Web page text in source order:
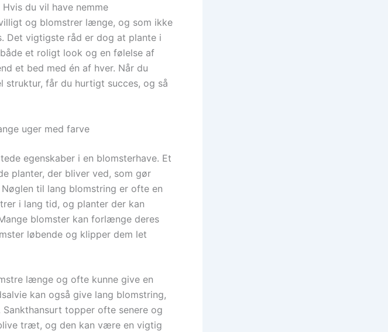
du vil have nemme
og blomstrer længe, og som ikke
vigtigste råd er dog at plante i
et roligt look og en følelse af
et bed med én af hver. Når du
får du hurtigt succes, og så
uger med farve
egenskaber i en blomsterhave. Et
planter, der bliver ved, som gør
til lang blomstring er ofte en
i lang tid, og planter der kan
blomster kan forlænge deres
løbende og klipper dem let
længe og ofte kunne give en
kan også give lang blomstring,
topper ofte senere og
træt, og den kan være en vigtig